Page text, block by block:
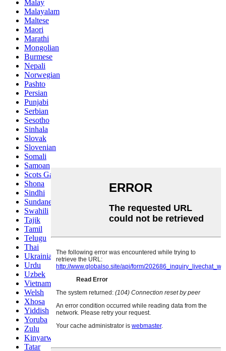
Malay
Malayalam
Maltese
Maori
Marathi
Mongolian
Burmese
Nepali
Norwegian
Pashto
Persian
Punjabi
Serbian
Sesotho
Sinhala
Slovak
Slovenian
Somali
Samoan
Scots Gaelic
Shona
Sindhi
Sundanese
Swahili
Tajik
Tamil
Telugu
Thai
Ukrainian
Urdu
Uzbek
Vietnamese
Welsh
Xhosa
Yiddish
Yoruba
Zulu
Kinyarwanda
Tatar